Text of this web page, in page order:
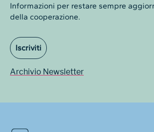
Informazioni per restare sempre
della cooperazione.
Iscriviti
Archivio Newsletter